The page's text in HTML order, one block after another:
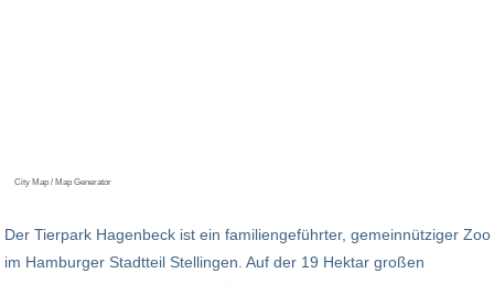
City Map / Map Generator
Der Tierpark Hagenbeck ist ein familiengeführter, gemeinnütziger Zoo
im Hamburger Stadtteil Stellingen. Auf der 19 Hektar großen